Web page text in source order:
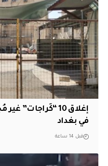
إغلاق 10
في بغداد
قبل 14 ساعة